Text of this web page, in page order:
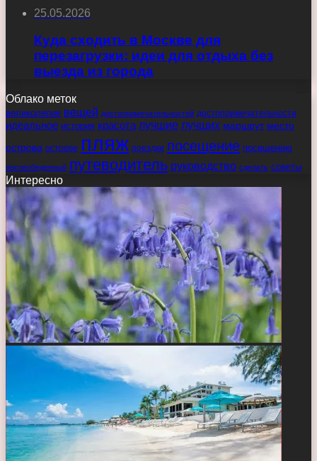
25.05.2026
Куда сходить в Москве для
перезагрузки: идеи для отдыха без
выезда из города
Облако меток
великолепие вещей достопримечательностей достопримечательности
идеальное история красота лучшие лучших маршрут место
острова острове пляж поездки посещение посещению
послеобеденный путеводитель руководство сделать советы
Интересно